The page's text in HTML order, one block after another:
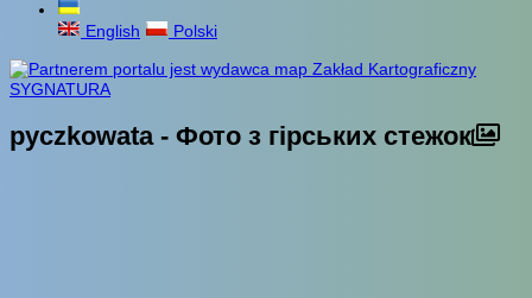
English Polski
pyczkowata - Фото з гірських стежок